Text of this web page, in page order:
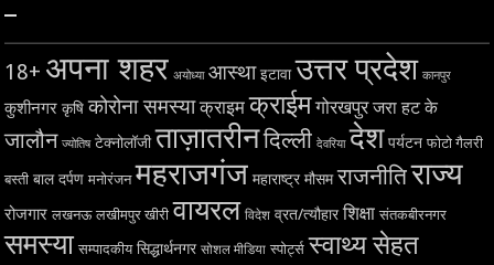
–
18+ अपना शहर अयोध्या आस्था इटावा उत्तर प्रदेश कानपुर
कुशीनगर कृषि कोरोना समस्या क्राइम क्राईम गोरखपुर जरा हट के
जालौन ज्योतिष टेक्नोलॉजी ताज़ातरीनदिल्ली देवरिया देश पर्यटन फोटो गैलरी
बस्ती बाल दर्पण मनोरंजन महराजगंज महाराष्ट्र मौसम राजनीतिराज्य
रोजगार लखनऊ लखीमपुर खीरी वायरल विदेश व्रत/त्यौहार शिक्षा संतकबीरनगर
समस्या सम्पादकीय सिद्धार्थनगर सोशल मीडिया स्पोर्ट्स स्वाथ्य सेहत